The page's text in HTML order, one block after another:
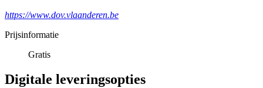
https://www.dov.vlaanderen.be
Prijsinformatie
Gratis
Digitale leveringsopties